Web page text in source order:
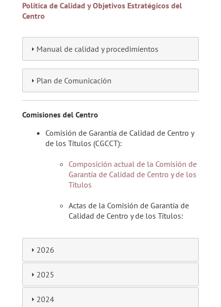
Política de Calidad y Objetivos Estratégicos del
Centro
Manual de calidad y procedimientos
Plan de Comunicación
Comisiones del Centro
Comisión de Garantía de Calidad de Centro y
de los Títulos (CGCCT):
Composición actual de la Comisión de
Garantía de Calidad de Centro y de los
Títulos
Actas de la Comisión de Garantía de
Calidad de Centro y de los Títulos:
2026
2025
2024